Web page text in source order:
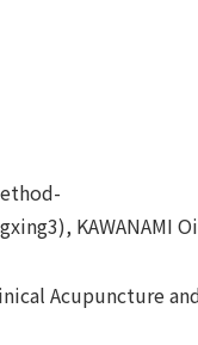
KAWANAMI
Acupuncture